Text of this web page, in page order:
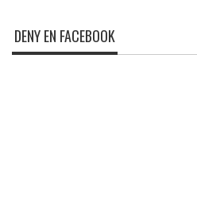
DENY EN FACEBOOK